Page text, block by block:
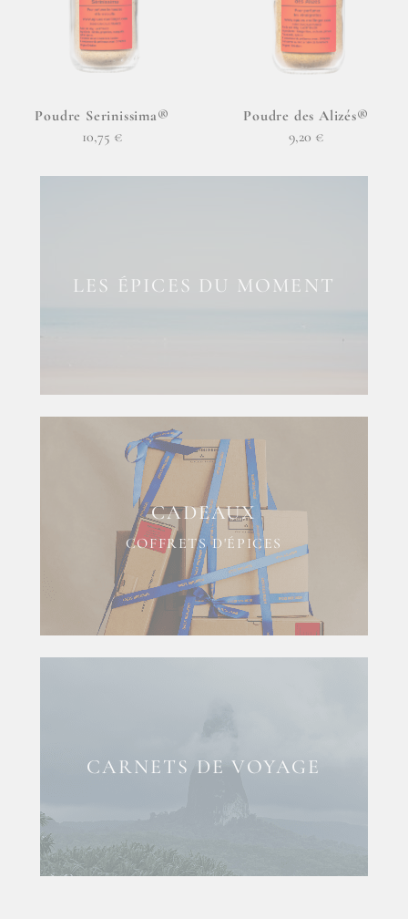
Poudre Serinissima®
10,75 €
Poudre des Alizés®
9,20 €
LES ÉPICES DU MOMENT
CADEAUX
COFFRETS D'ÉPICES
CARNETS DE VOYAGE